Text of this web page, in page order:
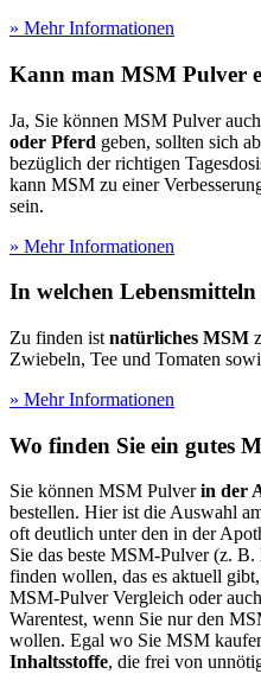
» Mehr Informationen
Kann man MSM Pulver
Ja, Sie können MSM Pulver
oder Pferd geben, sollten sich
bezüglich der richtigen
kann MSM zu einer
sein.
» Mehr Informationen
In welchen
Zu finden ist natürliches MSM
Zwiebeln, Tee und Tomaten
» Mehr Informationen
Wo finden Sie ein gutes
Sie können MSM Pulverin der
bestellen. Hier ist die Auswahl
oft deutlich unter den in der
Sie das beste MSM-Pulver (z.
finden wollen, das es aktuell
MSM-Pulver Vergleich oder
Warentest, wenn Sie nur den
wollen. Egal wo Sie MSM
Inhaltsstoffe, die frei von